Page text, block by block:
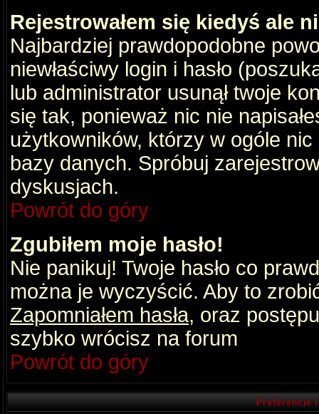
Rejestrowałem się kiedyś ale
Najbardziej prawdopodobne
niewłaściwy login i hasło
lub administrator usunął twoje
się tak, ponieważ nic nie
użytkowników, którzy w ogóle
bazy danych. Spróbuj
dyskusjach.
Powrót do góry
Zgubiłem moje hasło!
Nie panikuj! Twoje hasło co
można je wyczyścić. Aby to
Zapomniałem hasła, oraz
szybko wrócisz na forum
Powrót do góry
Preferencje